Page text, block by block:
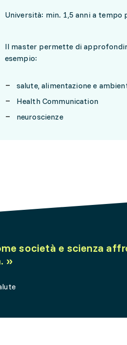
Università: min. 1,5 anni a tempo
Il master permette di
esempio:
salute, alimentazione e
Health Communication
neuroscienze
società e scienza
»